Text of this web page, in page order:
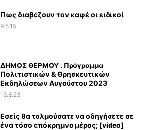
Πως διαβάζουν τον καφέ οι ειδικοί
9.5.15
ΔΗΜΟΣ ΘΕΡΜΟΥ : Πρόγραμμα
Πολιτιστικών & Θρησκευτικών
Εκδηλώσεων Αυγούστου 2023
16.8.23
Εσείς θα τολμούσατε να οδηγήσετε σε
ένα τόσο απόκρημνο μέρος; [video]